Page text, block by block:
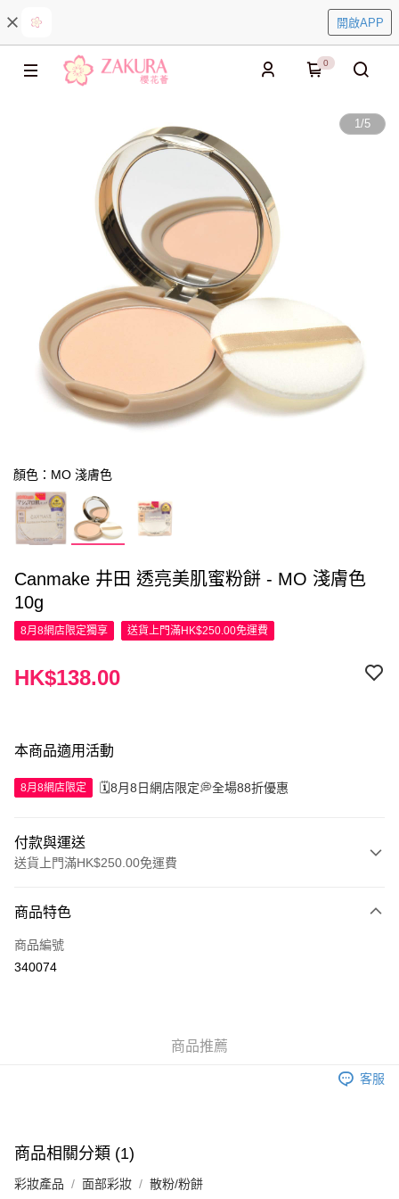
開啟APP
0
1/5
顏色：MO 淺膚色
Canmake 井田 透亮美肌蜜粉餅 - MO 淺膚色
10g
8月8網店限定獨享 送貨上門滿HK$250.00免運費
HK$138.00
本商品適用活動
8月8網店限定 🗓️8月8日網店限定💭全場88折優惠
付款與運送
送貨上門滿HK$250.00免運費
信用卡
Apple Pay
付款後門市自取，訂單確認後2-4個工作天到店，7天內取。逾期後
商品特色
商品編號
340074
商品推薦
客服
商品相關分類 (1)
彩妝產品 面部彩妝 散粉/粉餅